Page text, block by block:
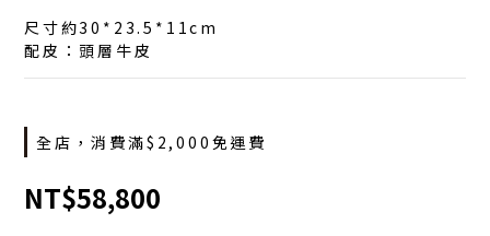
尺寸約30*23.5*11cm
配皮：頭層牛皮
全店，消費滿$2,000免運費
NT$58,800